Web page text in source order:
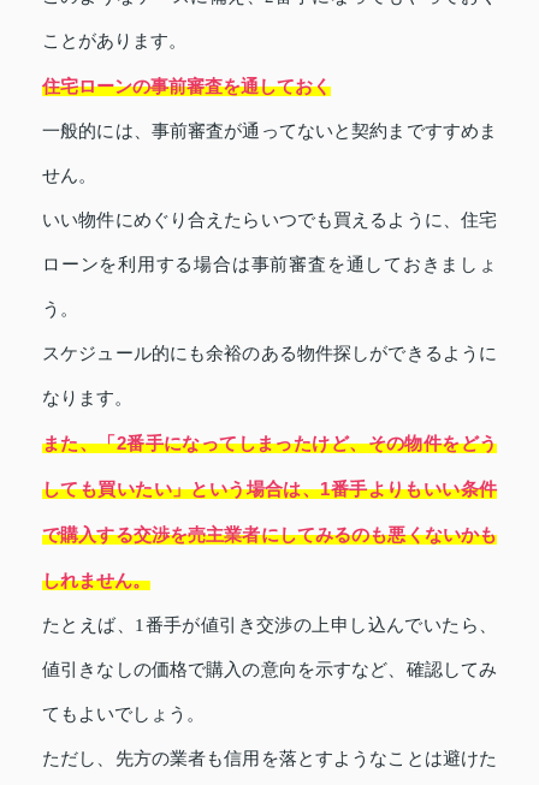
ことがあります。
住宅ローンの事前審査を通しておく
一般的には、事前審査が通ってないと契約まですすめま
せん。
いい物件にめぐり合えたらいつでも買えるように、住宅
ローンを利用する場合は事前審査を通しておきましょ
う。
スケジュール的にも余裕のある物件探しができるように
なります。
また、「2番手になってしまったけど、その物件をどう
しても買いたい」という場合は、1番手よりもいい条件
で購入する交渉を売主業者にしてみるのも悪くないかも
しれません。
たとえば、1番手が値引き交渉の上申し込んでいたら、
値引きなしの価格で購入の意向を示すなど、確認してみ
てもよいでしょう。
ただし、先方の業者も信用を落とすようなことは避けた